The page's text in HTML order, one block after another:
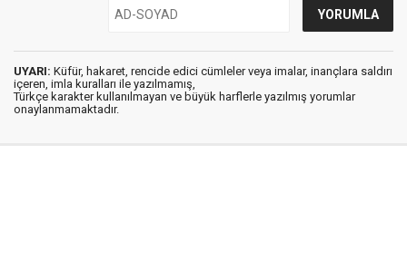
UYARI: Küfür, hakaret, rencide edici cümleler veya imalar, inançlara saldırı
içeren, imla kuralları ile yazılmamış,
Türkçe karakter kullanılmayan ve büyük harflerle yazılmış yorumlar
onaylanmamaktadır.